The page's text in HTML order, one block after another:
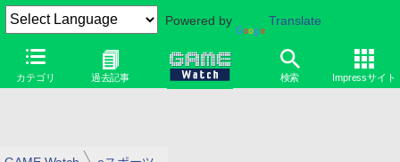
Powered by Translate
カテゴリ 過去記事 検索 Impressサイト